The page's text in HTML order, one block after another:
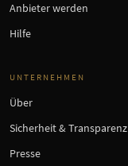
Anbieter werden
Hilfe
UNTERNEHMEN
Über
Sicherheit & Transparenz
Presse